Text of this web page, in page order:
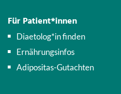
Für Patient*innen
Diaetolog*in finden
Ernährungsinfos
Adipositas-Gutachten